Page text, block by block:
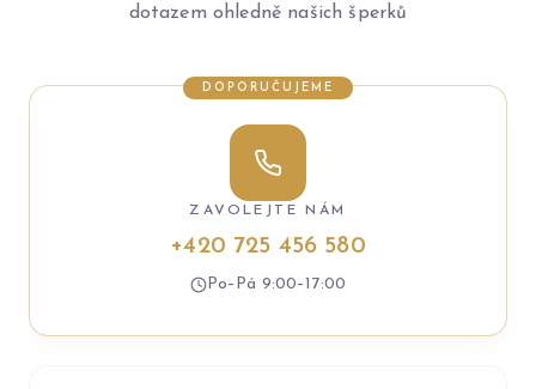
dotazem ohledně našich šperků
DOPORUČUJEME
ZAVOLEJTE NÁM
+420 725 456 580
Po–Pá 9:00–17:00